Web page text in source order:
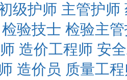
级护师 主管护师
检验技士 检验主
造价工程师 安
造价员 质量工